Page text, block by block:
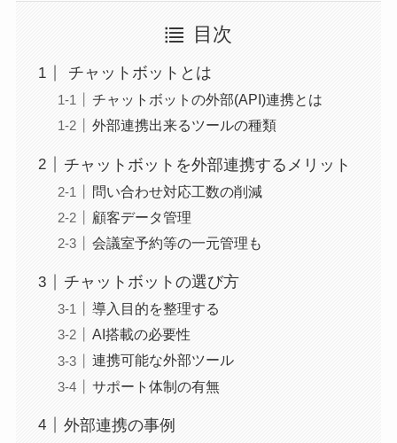
目次
チャットボットとは
チャットボットの外部(API)連携とは
外部連携出来るツールの種類
チャットボットを外部連携するメリット
問い合わせ対応工数の削減
顧客データ管理
会議室予約等の一元管理も
チャットボットの選び方
導入目的を整理する
AI搭載の必要性
連携可能な外部ツール
サポート体制の有無
外部連携の事例